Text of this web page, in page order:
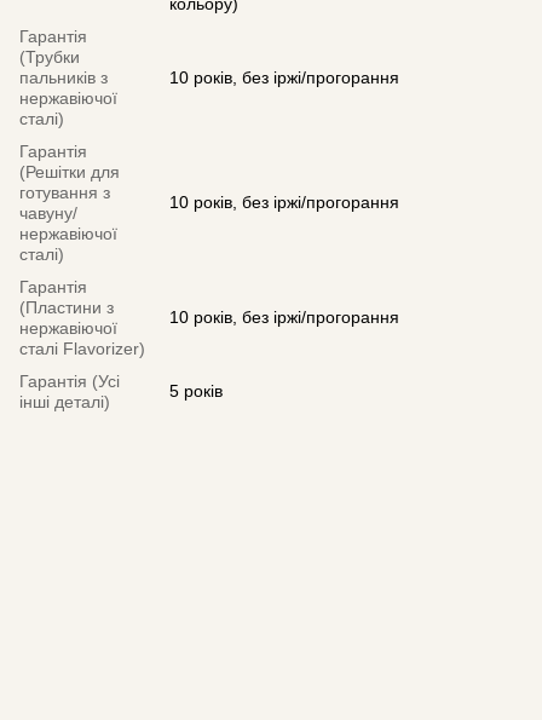
Гарантія
(Трубки
пальників з
нержавіючої
сталі)
10 років, без іржі/прогорання
Гарантія
(Решітки для
готування з
чавуну/
нержавіючої
сталі)
10 років, без іржі/прогорання
Гарантія
(Пластини з
нержавіючої
сталі Flavorizer)
10 років, без іржі/прогорання
Гарантія (Усі
інші деталі)
5 років